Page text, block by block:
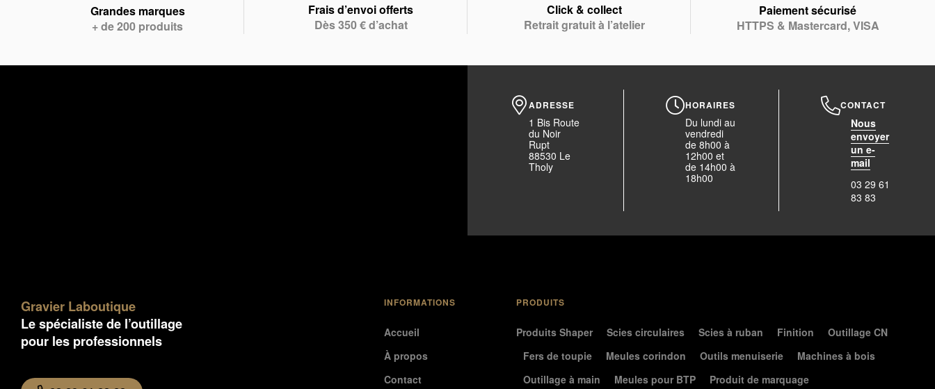
Grandes marques
+ de 200 produits
Frais d’envoi offerts
Dès 350 € d’achat
Click & collect
Retrait gratuit à l’atelier
Paiement sécurisé
HTTPS & Mastercard, VISA
ADRESSE
1 Bis Route
du Noir
Rupt
88530 Le
Tholy
HORAIRES
Du lundi au
vendredi
de 8h00 à
12h00 et
de 14h00 à
18h00
CONTACT
Nous
envoyer
un e-
mail
03 29 61
83 83
Gravier Laboutique
Le spécialiste de l’outillage
pour les professionnels
INFORMATIONS
Accueil
À propos
Contact
PRODUITS
Produits Shaper Scies circulaires Scies à ruban Finition
Outillage CN
Fers de toupie
Meules corindon Outils menuiserie
Machines à bois
Outillage à main
Meules pour BTP Produit de marquage